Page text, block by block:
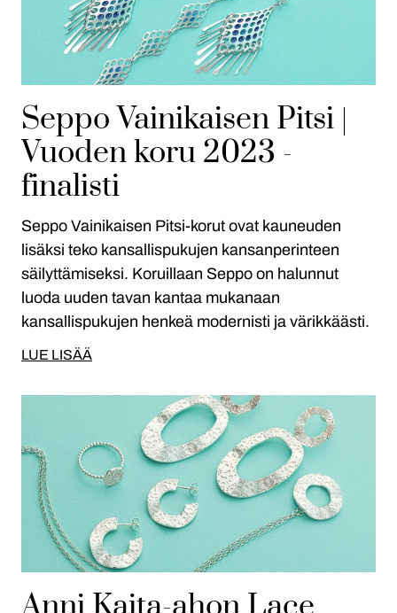
Seppo Vainikaisen Pitsi |
Vuoden koru 2023 -
finalisti
Seppo Vainikaisen Pitsi-korut ovat kauneuden
lisäksi teko kansallispukujen kansanperinteen
säilyttämiseksi. Koruillaan Seppo on halunnut
luoda uuden tavan kantaa mukanaan
kansallispukujen henkeä modernisti ja värikkäästi.
LUE LISÄÄ